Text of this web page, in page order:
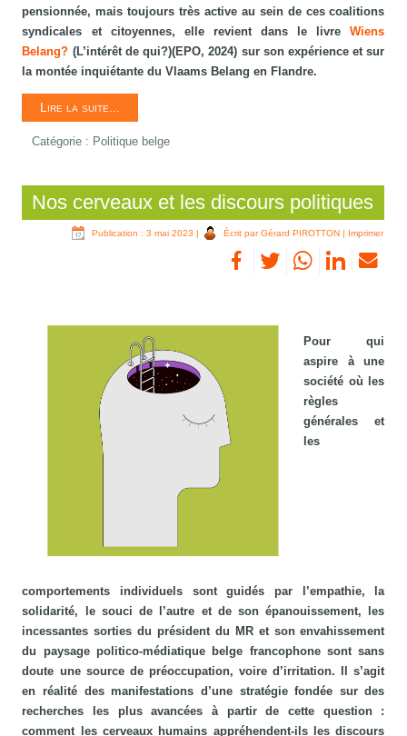
pensionnée, mais toujours très active au sein de ces coalitions
syndicales et citoyennes, elle revient dans le livreWiens
Belang? (L’intérêt de qui?)(EPO, 2024) sur son expérience et sur
la montée inquiétante du Vlaams Belang en Flandre.
Lire la suite...
Catégorie : Politique belge
Nos cerveaux et les discours politiques
Publication : 3 mai 2023 | Écrit par Gérard PIROTTON | Imprimer
Pour qui
aspire à une
société où les
règles
générales et
les
comportements individuels sont guidés par l’empathie, la
solidarité, le souci de l’autre et de son épanouissement, les
incessantes sorties du président du MR et son envahissement
du paysage politico-médiatique belge francophone sont sans
doute une source de préoccupation, voire d’irritation. Il s’agit
en réalité des manifestations d’une stratégie fondée sur des
recherches les plus avancées à partir de cette question :
comment les cerveaux humains appréhendent-ils les discours